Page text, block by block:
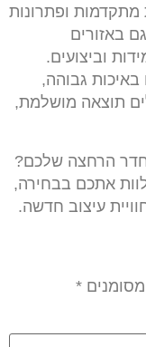
מתקדמות ופתרונות
באזורים
וביצועים.
גבוהה,
תוצאה מושלמת,
הרחצה שלכם?
אתכם בבחירה,
עיצוב חדשה.
*